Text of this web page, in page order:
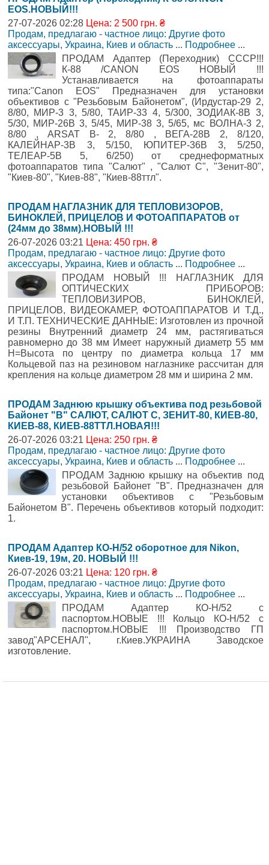
EOS.НОВЫЙ!!!
27-07-2026 02:28 Цена: 2 500 грн. ₴
Продам, предлагаю - частное лицо: Другие фото
аксессуары, Украина, Киев и область ... Подробнее ...
ПРОДАМ Адаптер (Переходник) СССР!!!
К-88 /CANON EOS НОВЫЙ !!!
Устанавливается на фотоаппараты
типа:"Canon EOS" Предназначен для установки
объективов с "Резьбовым Байонетом", (Ирдустар-29 2,
8/80, МИР-3 3, 5/80, ТАИР-33 4, 5/300, ЗОДИАК-8В 3,
5/30, МИР-26В 3, 5/45, МИР-38 3, 5/65, мс ВОЛНА-3 2,
8/80 , ARSAT В- 2, 8/80 , ВЕГА-28В 2, 8/120,
КАЛЕЙНАР-3В 3, 5/150, ЮПИТЕР-36В 3, 5/250,
ТЕЛЕАР-5В 5, 6/250) от среднеформатных
фотоаппаратов типа "Салют" , "Салют С", "Зенит-80",
"Киев-80", "Киев-88", "Киев-88ттл".
ПРОДАМ НАГЛАЗНИК ДЛЯ ТЕПЛОВИЗОРОВ,
БИНОКЛЕЙ, ПРИЦЕЛОВ И ФОТОАППАРАТОВ от
(24мм до 38мм).НОВЫЙ !!!
26-07-2026 03:21 Цена: 450 грн. ₴
Продам, предлагаю - частное лицо: Другие фото
аксессуары, Украина, Киев и область ... Подробнее ...
ПРОДАМ НОВЫЙ !!! НАГЛАЗНИК ДЛЯ
ОПТИЧЕСКИХ ПРИБОРОВ:
ТЕПЛОВИЗИРОВ, БИНОКЛЕЙ,
ПРИЦЕЛОВ, ВИДЕОКАМЕР, ФОТОАППАРАТОВ И Т.Д.,
И Т.П. ТЕХНИЧЕСКИЕ ДАННЫЕ: Изготовлен из прочной
резины Внутренний диаметр 24 мм, растягиваться
равномерно до 38 мм Имеет наружный диаметр 55 мм
H=Высота по центру по диаметра кольца 17 мм
Кольцевой паз на резиновом наглазнике рассчитан для
крепления на кольце диаметром 28 мм и ширина 2 мм.
ПРОДАМ Заднюю крышку объектива под резьбовой
Байонет "В" САЛЮТ, САЛЮТ С, ЗЕНИТ-80, КИЕВ-80,
КИЕВ-88, КИЕВ-88ТТЛ.НОВАЯ!!!
26-07-2026 03:21 Цена: 250 грн. ₴
Продам, предлагаю - частное лицо: Другие фото
аксессуары, Украина, Киев и область ... Подробнее ...
ПРОДАМ Заднюю крышку на объектив под
резьбовой Байонет "В". Предназначен для
установки объективов с "Резьбовым
Байонетом В". Перечень объективов который подходит:
1.
ПРОДАМ Адаптер КО-Н/52 оборотное для Nikon,
Киев-19, 19м, 20. НОВЫЙ !!!
26-07-2026 03:21 Цена: 120 грн. ₴
Продам, предлагаю - частное лицо: Другие фото
аксессуары, Украина, Киев и область ... Подробнее ...
ПРОДАМ Адаптер КО-Н/52 с
паспортом.НОВЫЕ !!! Кольцо КО-Н/52 с
паспортом.НОВЫЕ !!! Производство ГП
завод"АРСЕНАЛ", г.Киев.УКРАИНА Заводское
изготовление.